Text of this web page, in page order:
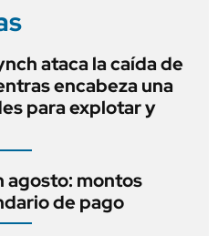
ataca la caída de
encabeza una
para explotar y
agosto: montos
de pago